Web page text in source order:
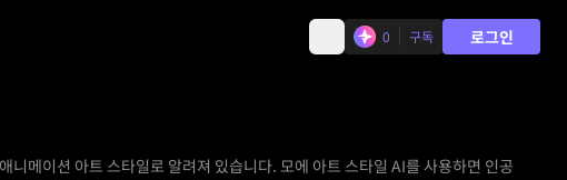
0 구독 로그인
메이션 아트 스타일로 알려져 있습니다. 모에 아트 스타일 AI를 사용하면 인공